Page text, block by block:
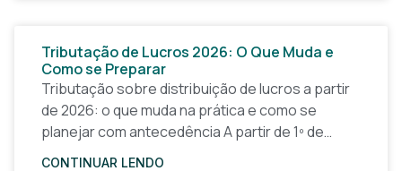
Tributação de Lucros 2026: O Que Muda e
Como se Preparar
Tributação sobre distribuição de lucros a partir
de 2026: o que muda na prática e como se
planejar com antecedência A partir de 1º de
janeiro de 2026, a forma
CONTINUAR LENDO